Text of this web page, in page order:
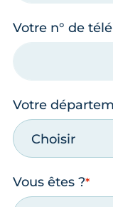
Votre n° de
Votre
Choisir
Vous êtes ?